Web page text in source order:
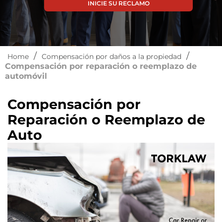
INICIE SU RECLAMO
Home / Compensación por daños a la propiedad /
Compensación por reparación o reemplazo de
automóvil
Compensación por
Reparación o Reemplazo de
Auto